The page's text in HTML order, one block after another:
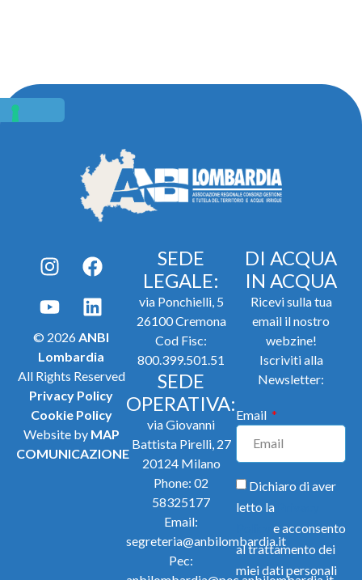
© 2026ANBI
Lombardia
All Rights Reserved
Privacy Policy
Cookie Policy
Website by MAP
COMUNICAZIONE
SEDE
LEGALE:
via Ponchielli, 5
26100 Cremona
Cod Fisc:
800.399.501.51
SEDE
OPERATIVA:
via Giovanni
Battista Pirelli, 27
20124 Milano
Phone: 02
58325177
Email:
segreteria@anbilombardia.it
Pec:
DI ACQUA
IN ACQUA
Ricevi sulla tua
email il nostro
webzine!
Iscriviti alla
Newsletter:
Email
Dichiaro di aver
letto la
e acconsento
al trattamento dei
miei dati personali